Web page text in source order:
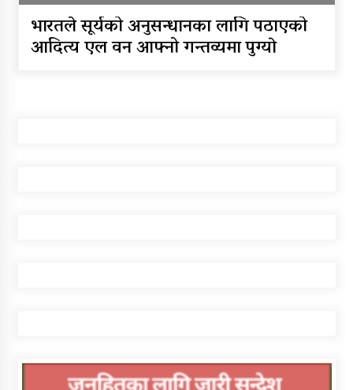
भारतले सूर्यको अनुसन्धानका लागि पठाएको
आदित्य एल वन आफ्नो गन्तव्यमा पुग्याे